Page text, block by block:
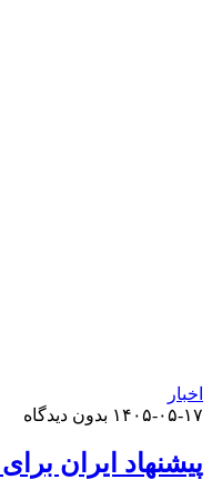
اخبار
۱۴۰۵-۰۵-۱۷ بدون دیدگاه
پیشنهاد ایران